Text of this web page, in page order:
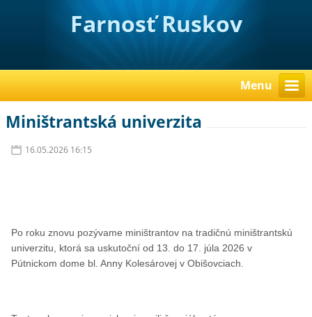
Farnosť Ruskov
Menu
Miništrantská univerzita
16.05.2026 16:15
Po roku znovu pozývame miništrantov na tradičnú miništrantskú
univerzitu, ktorá sa uskutoční od 13. do 17. júla 2026 v
Pútnickom dome bl. Anny Kolesárovej v Obišovciach.